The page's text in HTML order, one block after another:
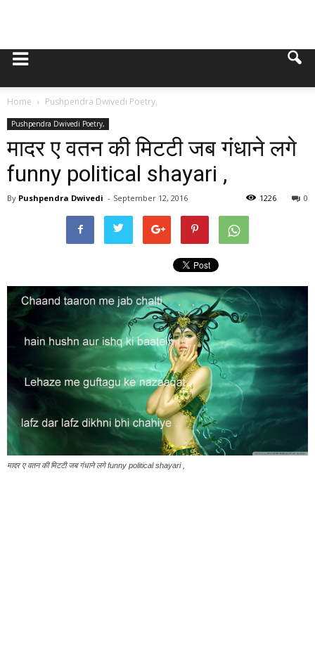
Home Pushpendra Dwivedi Poetry,
Pushpendra Dwivedi Poetry,
मादर ए वतन की मिटटी जब गंधाने लगे
funny political shayari ,
By Pushpendra Dwivedi - September 12, 2016 0
1226
मादर ए वतन की मिटटी जब गंधाने लगे funny political shayari ,